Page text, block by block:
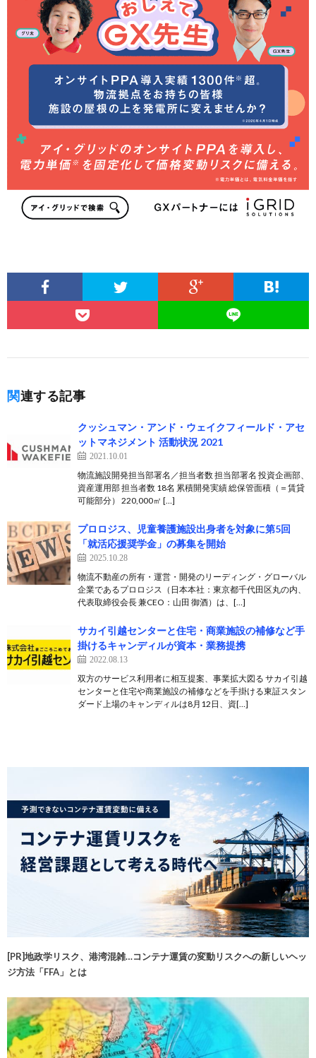
関連する記事
クッシュマン・アンド・ウェイクフィールド・アセ
ットマネジメント 活動状況 2021
2021.10.01
物流施設開発担当部署名／担当者数 担当部署名 投資企画部、
資産運用部 担当者数 18名 累積開発実績 総保管面積（＝賃貸
可能部分） 220,000㎡ […]
プロロジス、児童養護施設出身者を対象に第5回
「就活応援奨学金」の募集を開始
2025.10.28
物流不動産の所有・運営・開発のリーディング・グローバル
企業であるプロロジス（日本本社：東京都千代田区丸の内、
代表取締役会長 兼CEO：山田 御酒）は、[…]
サカイ引越センターと住宅・商業施設の補修など手
掛けるキャンディルが資本・業務提携
2022.08.13
双方のサービス利用者に相互提案、事業拡大図る サカイ引越
センターと住宅や商業施設の補修などを手掛ける東証スタン
ダード上場のキャンディルは8月12日、資[…]
[PR]地政学リスク、港湾混雑…コンテナ運賃の変動リスクへの新しいヘッ
ジ方法「FFA」とは